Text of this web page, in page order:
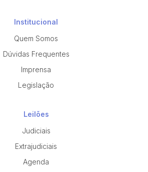
Institucional
Quem Somos
Dúvidas Frequentes
Imprensa
Legislação
Leilões
Judiciais
Extrajudiciais
Agenda